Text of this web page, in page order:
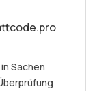
Sachen